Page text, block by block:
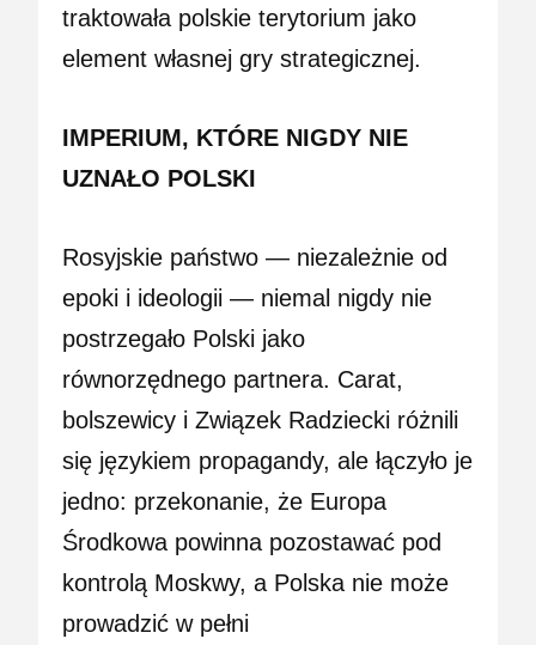
traktowała polskie terytorium jako
element własnej gry strategicznej.
IMPERIUM, KTÓRE NIGDY NIE
UZNAŁO POLSKI
Rosyjskie państwo — niezależnie od
epoki i ideologii — niemal nigdy nie
postrzegało Polski jako
równorzędnego partnera. Carat,
bolszewicy i Związek Radziecki różnili
się językiem propagandy, ale łączyło je
jedno: przekonanie, że Europa
Środkowa powinna pozostawać pod
kontrolą Moskwy, a Polska nie może
prowadzić w pełni